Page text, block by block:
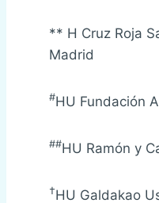
** H Cruz Roja
Madrid
#HU Fundación
##HU Ramón y
†HU Galdakao